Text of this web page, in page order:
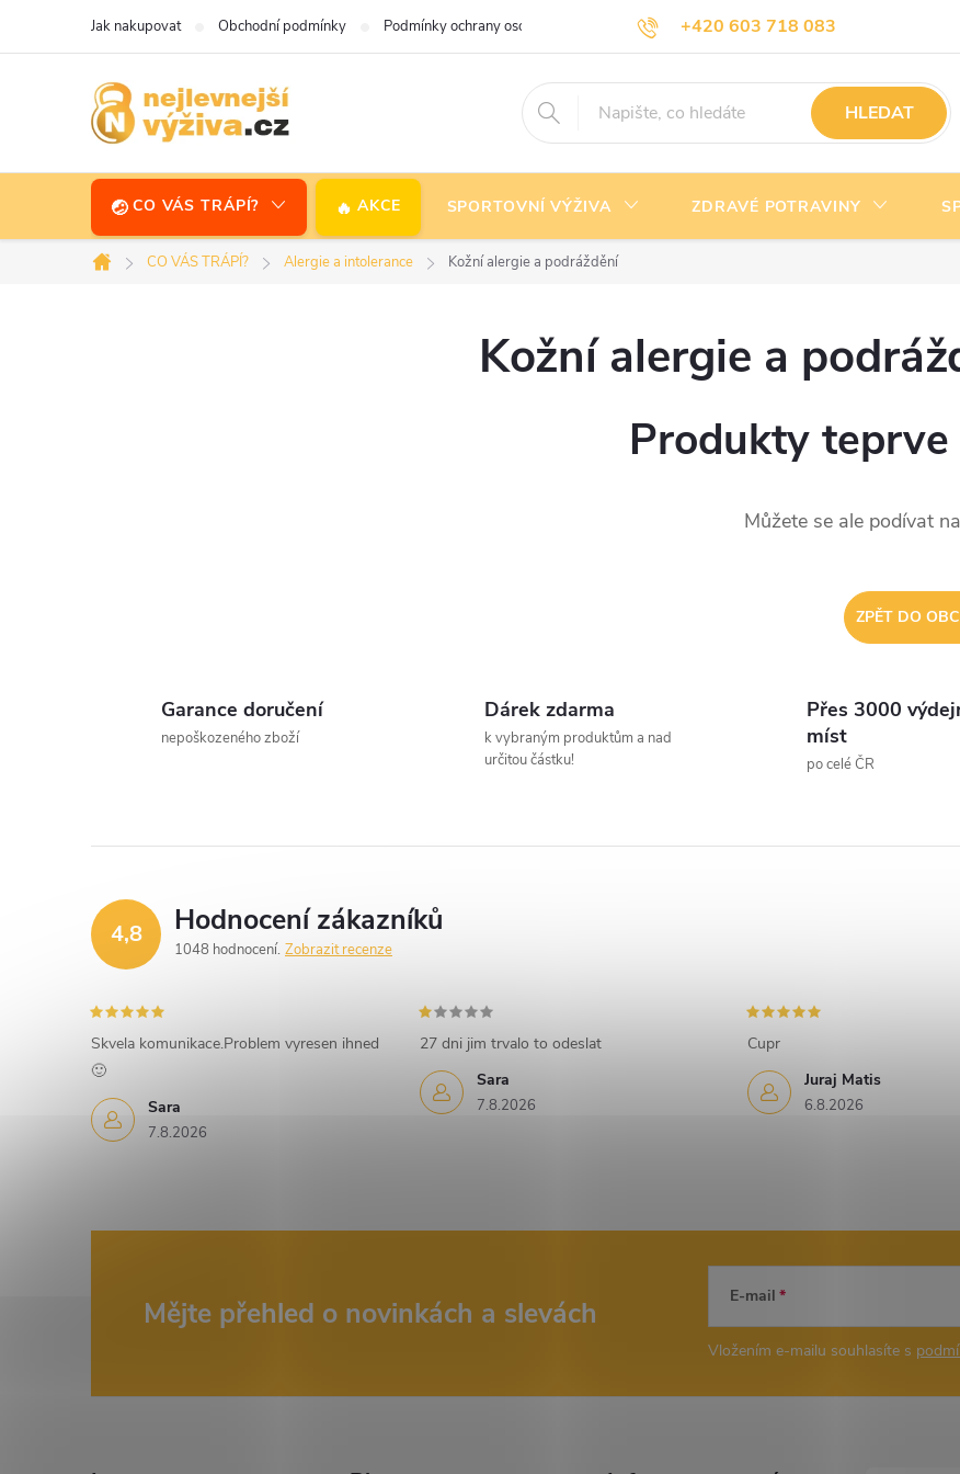
+420 603 718 083
info@nejlevnejsivyziva.cz
Jak nakupovat Obchodní podmínky Podmínky ochrany osobních údajů Doprava a platba Kontakty
HLEDAT
CO VÁS TRÁPÍ? AKCE SPORTOVNÍ VÝŽIVA ZDRAVÉ POTRAVINY
Domů
CO VÁS TRÁPÍ? Alergie a intolerance Kožní alergie a podráždění
p
a
n
e
l
Kožní alergie a
Produkty
Můžete se ale podívat
ZPĚT DO
Garance doručení
nepoškozeného zboží
Dárek zdarma
k vybraným produktům a nad
určitou částku!
Přes 3000
míst
po celé ČR
4,8 Hodnocení zákazníků
1048 hodnocení Zobrazit recenze
Sara
7.8.2026
Skvela komunikace.Problem vyresen ihned
🙂
Sara
7.8.2026
27 dni jim trvalo to odeslat
Juraj Matis
6.8.2026
Cupr
Mějte přehled o novinkách a slevách E-mail
Vložením e-mailu souhlasíte s